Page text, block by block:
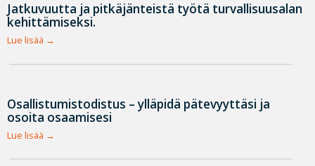
Jatkuvuutta ja pitkäjänteistä työtä turvallisuusalan
kehittämiseksi.
Lue lisää
Osallistumistodistus – ylläpidä pätevyyttäsi ja
osoita osaamisesi
Lue lisää